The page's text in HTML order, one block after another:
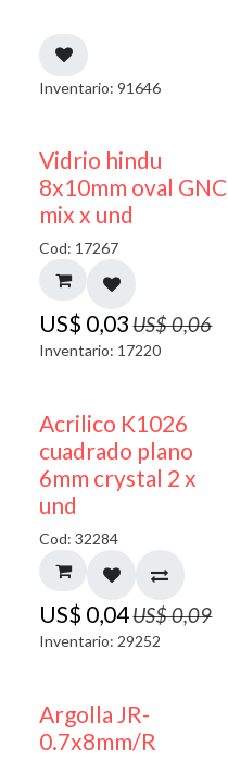
Inventario: 91646
50% DESCUENTO
Vidrio hindu
8x10mm oval GNC
mix x und
Cod: 17267
US$ 0,03 US$0,06
Inventario: 17220
50% DESCUENTO
Acrilico K1026
cuadrado plano
6mm crystal 2 x
und
Cod: 32284
US$ 0,04US$0,09
Inventario: 29252
Argolla JR-
0.7x8mm/R